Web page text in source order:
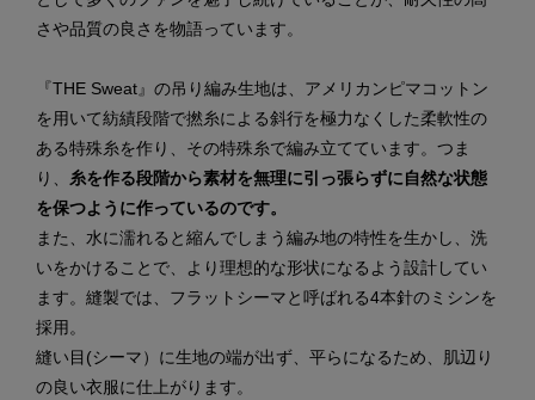
さや品質の良さを物語っています。
『THE Sweat』の吊り編み生地は、アメリカンピマコットン
を用いて紡績段階で撚糸による斜行を極力なくした柔軟性の
ある特殊糸を作り、その特殊糸で編み立てています。つま
り、 糸を作る段階から素材を無理に引っ張らずに自然な状態
を保つように作っているのです。
また、水に濡れると縮んでしまう編み地の特性を生かし、洗
いをかけることで、より理想的な形状になるよう設計してい
ます。縫製では、フラットシーマと呼ばれる4本針のミシンを
採用。
縫い目(シーマ）に生地の端が出ず、平らになるため、肌辺り
の良い衣服に仕上がります。